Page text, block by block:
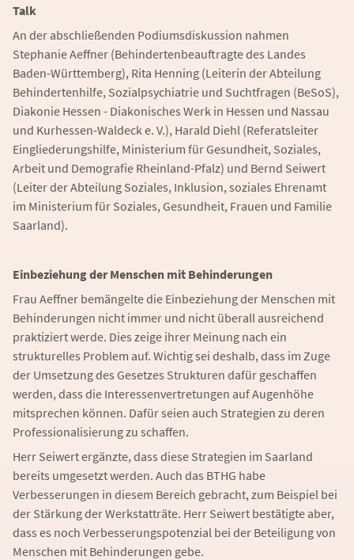
Talk
An der abschließenden Podiumsdiskussion nahmen
Stephanie Aeffner (Behindertenbeauftragte des Landes
Baden-Württemberg), Rita Henning (Leiterin der Abteilung
Behindertenhilfe, Sozialpsychiatrie und Suchtfragen (BeSoS),
Diakonie Hessen - Diakonisches Werk in Hessen und Nassau
und Kurhessen-Waldeck e. V.), Harald Diehl (Referatsleiter
Eingliederungshilfe, Ministerium für Gesundheit, Soziales,
Arbeit und Demografie Rheinland-Pfalz) und Bernd Seiwert
(Leiter der Abteilung Soziales, Inklusion, soziales Ehrenamt
im Ministerium für Soziales, Gesundheit, Frauen und Familie
Saarland).
Einbeziehung der Menschen mit Behinderungen
Frau Aeffner bemängelte die Einbeziehung der Menschen mit
Behinderungen nicht immer und nicht überall ausreichend
praktiziert werde. Dies zeige ihrer Meinung nach ein
strukturelles Problem auf. Wichtig sei deshalb, dass im Zuge
der Umsetzung des Gesetzes Strukturen dafür geschaffen
werden, dass die Interessenvertretungen auf Augenhöhe
mitsprechen können. Dafür seien auch Strategien zu deren
Professionalisierung zu schaffen.
Herr Seiwert ergänzte, dass diese Strategien im Saarland
bereits umgesetzt werden. Auch das BTHG habe
Verbesserungen in diesem Bereich gebracht, zum Beispiel bei
der Stärkung der Werkstatträte. Herr Seiwert bestätigte aber,
dass es noch Verbesserungspotenzial bei der Beteiligung von
Menschen mit Behinderungen gebe.